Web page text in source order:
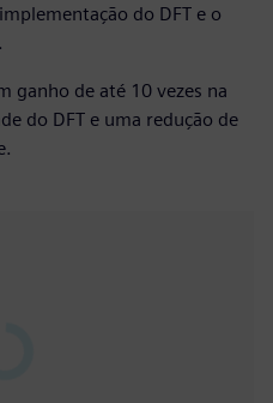
do DFT e o
ganho de até 10 vezes na
do DFT e uma redução de